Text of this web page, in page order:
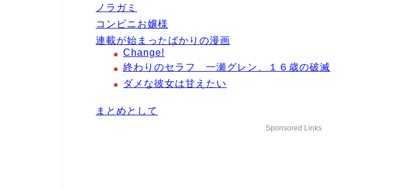
ノラガミ
コンビニお嬢様
連載が始まったばかりの漫画
Change!
終わりのセラフ 一瀬グレン、１６歳の破滅
ダメな彼女は甘えたい
まとめとして
Sponsored Links